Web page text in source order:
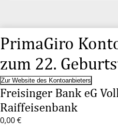
PrimaGiro
zum 22.
Zur Website des Kontoanbieters
Freisinger Bank eG
Raiffeisenbank
0,00 €